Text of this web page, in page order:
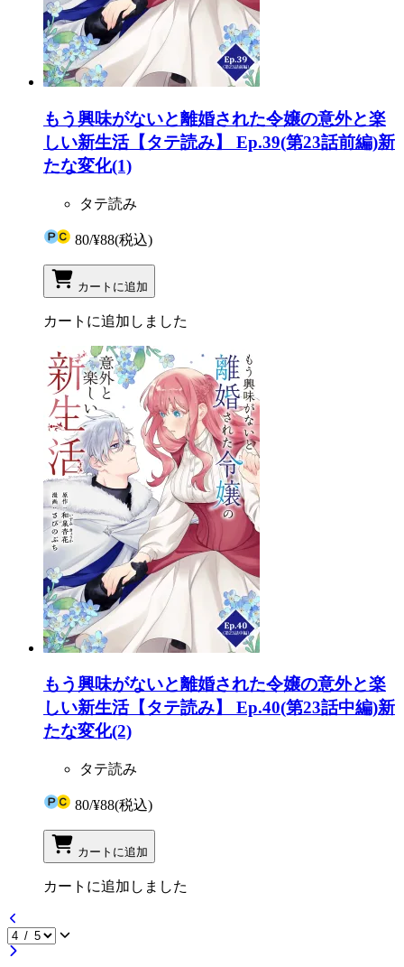
もう興味がないと離婚された令嬢の意外と楽
しい新生活【タテ読み】 Ep.39(第23話前編)新
たな変化(1)
タテ読み
80/¥88(税込)
カートに追加
カートに追加しました
もう興味がないと離婚された令嬢の意外と楽
しい新生活【タテ読み】 Ep.40(第23話中編)新
たな変化(2)
タテ読み
80/¥88(税込)
カートに追加
カートに追加しました